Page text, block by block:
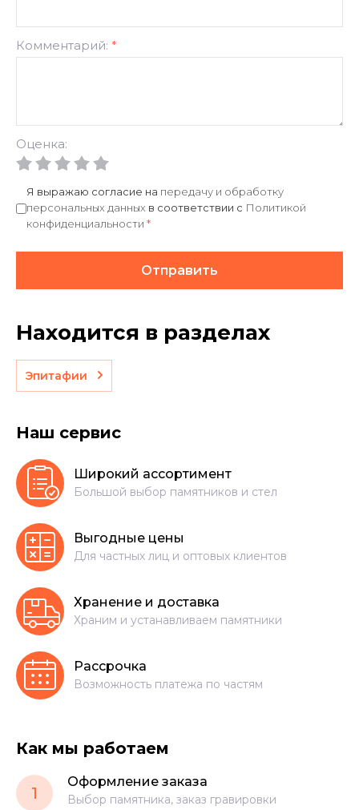
Комментарий: *
Оценка:
Я выражаю согласие на передачу и обработку
персональных данных в соответствии с Политикой
конфиденциальности *
Отправить
Находится в разделах
Эпитафии
Наш сервис
Широкий ассортимент
Большой выбор памятников и стел
Выгодные цены
Для частных лиц и оптовых клиентов
Хранение и доставка
Храним и устанавливаем памятники
Рассрочка
Возможность платежа по частям
Как мы работаем
1
Оформление заказа
Выбор памятника, заказ гравировки